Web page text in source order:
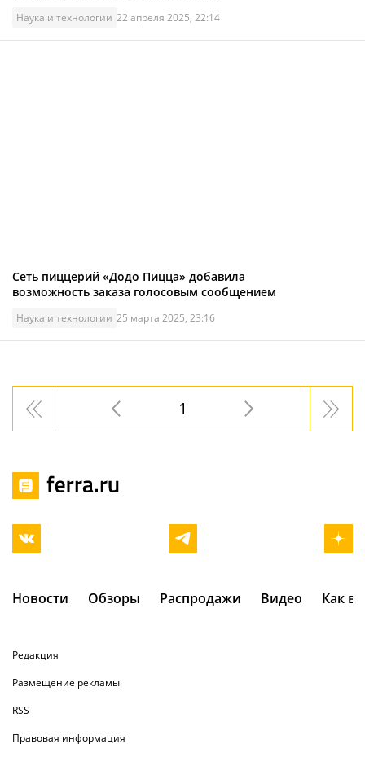
Наука и технологии 22 апреля 2025, 22:14
Сеть пиццерий «Додо Пицца» добавила
возможность заказа голосовым сообщением
Наука и технологии 25 марта 2025, 23:16
1
Новости Обзоры Распродажи Видео Как
Редакция
Размещение рекламы
RSS
Правовая информация